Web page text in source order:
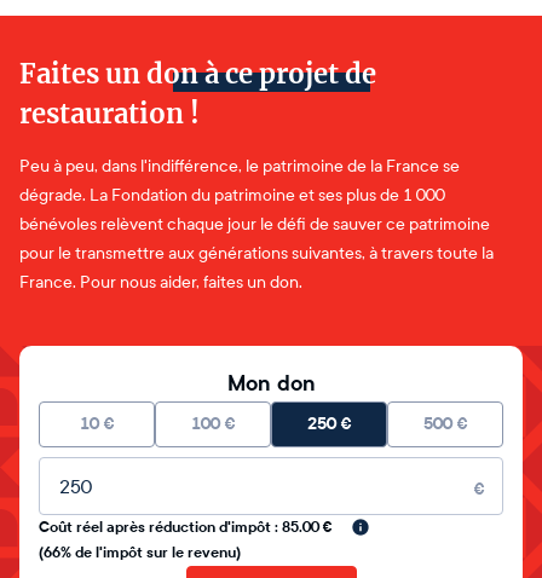
Faites un don à ce projet de
restauration !
Peu à peu, dans l'indifférence, le patrimoine de la France se
dégrade. La Fondation du patrimoine et ses plus de 1 000
bénévoles relèvent chaque jour le défi de sauver ce patrimoine
pour le transmettre aux générations suivantes, à travers toute la
France. Pour nous aider, faites un don.
Mon don
10 € 100 € 250€ 500 €
Montant libre
€
Coût réel après réduction d'impôt : 85.00 €
(66% de l'impôt sur le revenu)